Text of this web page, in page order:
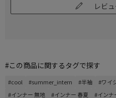
レビ
#この商品に関するタグで探す
#cool #summer_intern #半袖 #ワイ
#インナー 無地
#インナー 春夏 #インナ